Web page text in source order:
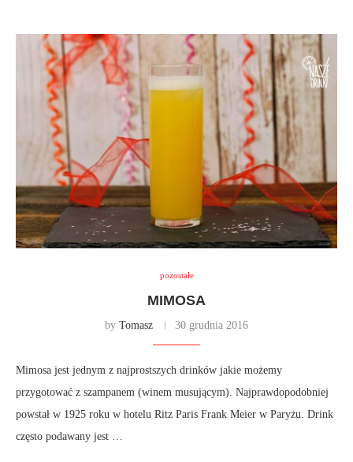
pozostałe
MIMOSA
by Tomasz 30 grudnia 2016
Mimosa jest jednym z najprostszych drinków jakie możemy
przygotować z szampanem (winem musującym). Najprawdopodobniej
powstał w 1925 roku w hotelu Ritz Paris Frank Meier w Paryżu. Drink
często podawany jest …